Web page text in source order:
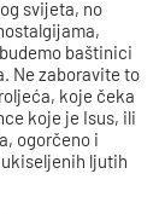
svijeta, no
baštinici
Ne zaboravite to
koje čeka
koje je Isus, ili
ogorčeno i
ljutih